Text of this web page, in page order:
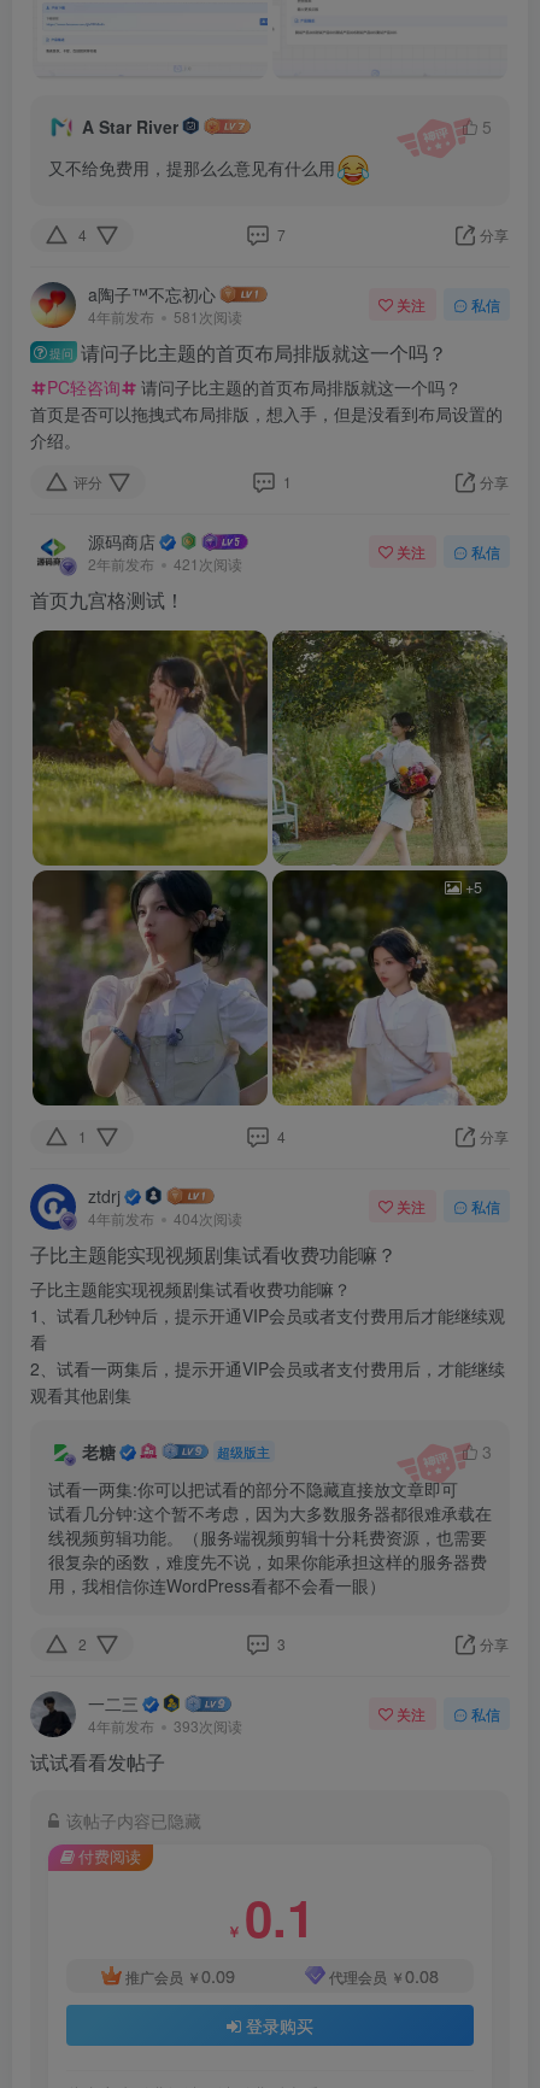
A Star River
5
又不给免费用，提那么么意见有什么用
4 7 分享
a陶子™不忘初心
4年前发布 581次阅读
关注 私信
提问 请问子比主题的首页布局排版就这一个吗？
PC轻咨询
请问子比主题的首页布局排版就这一个吗？
首页是否可以拖拽式布局排版，想入手，但是没看到布局设置的
介绍。
评分 1 分享
源码商店
2年前发布 421次阅读
关注 私信
首页九宫格测试！
+5
1 4 分享
ztdrj
4年前发布 404次阅读
关注 私信
子比主题能实现视频剧集试看收费功能嘛？
子比主题能实现视频剧集试看收费功能嘛？
1、试看几秒钟后，提示开通VIP会员或者支付费用后才能继续观
看
2、试看一两集后，提示开通VIP会员或者支付费用后，才能继续
观看其他剧集
老糖 超级版主
3
试看一两集:你可以把试看的部分不隐藏直接放文章即可
试看几分钟:这个暂不考虑，因为大多数服务器都很难承载在
线视频剪辑功能。（服务端视频剪辑十分耗费资源，也需要
很复杂的函数，难度先不说，如果你能承担这样的服务器费
用，我相信你连WordPress看都不会看一眼）
2 3 分享
一二三
4年前发布 393次阅读
关注 私信
试试看看发帖子
该帖子内容已隐藏
付费阅读
￥ 0.1
推广会员 ￥0.09 代理会员 ￥0.08
登录购买